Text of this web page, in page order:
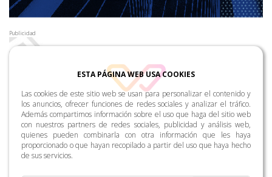
Publicidad
ESTA PÁGINA WEB USA COOKIES
Las cookies de este sitio web se usan para personalizar el contenido y
los anuncios, ofrecer funciones de redes sociales y analizar el tráfico.
Además compartimos información sobre el uso que haga del sitio web
con nuestros partners de redes sociales, publicidad y análisis web,
quienes pueden combinarla con otra información que les haya
proporcionado o que hayan recopilado a partir del uso que haya hecho
de sus servicios.